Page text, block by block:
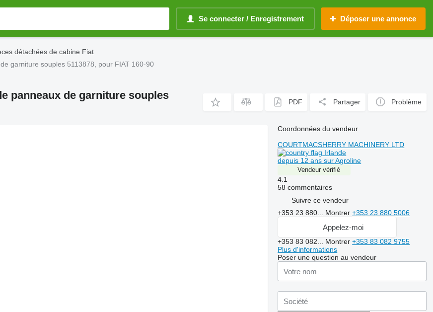
Se connecter / Enregistrement Déposer une annonce
détachées de cabine Fiat
garniture souples 5113878, pour FIAT 160-90
panneaux de garniture souples
PDF Partager Problème
Coordonnées du vendeur
COURTMACSHERRY MACHINERY LTD
Irlande
depuis 12 ans sur Agroline
Vendeur vérifié
4.1
58 commentaires
Suivre ce vendeur
+353 23 880... Montrer+353 23 880 5006
Appelez-moi
+353 83 082... Montrer+353 83 082 9755
Plus d'informations
Poser une question au vendeur